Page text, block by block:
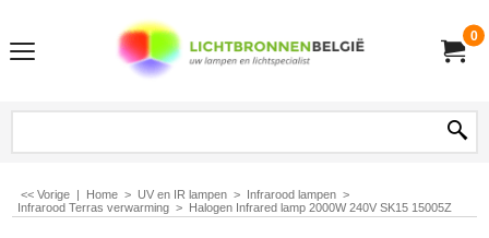
0
<< Vorige | Home > UV en IR lampen > Infrarood lampen >
Infrarood Terras verwarming > Halogen Infrared lamp 2000W 240V SK15 15005Z